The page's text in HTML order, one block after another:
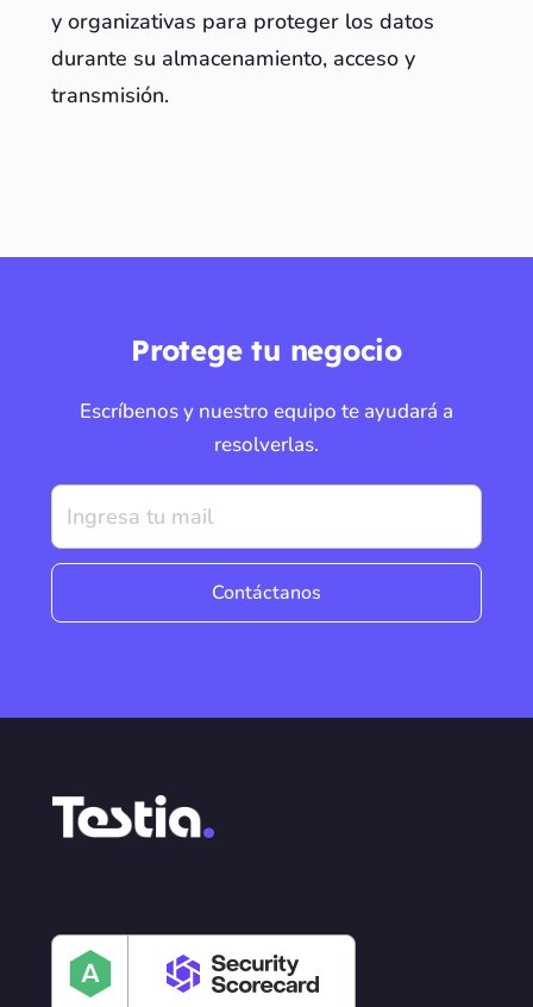
y organizativas para proteger los datos
durante su almacenamiento, acceso y
transmisión.
Protege tu negocio
Escríbenos y nuestro equipo te ayudará a
resolverlas.